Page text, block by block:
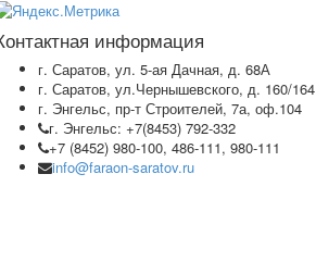
информация
г. Саратов, ул. 5-ая Дачная, д. 68А
г. Саратов, ул.Чернышевского, д. 160/164
г. Энгельс, пр-т Строителей, 7а, оф.104
г. Энгельс: +7(8453) 792-332
+7 (8452) 980-100, 486-111, 980-111
info@faraon-saratov.ru